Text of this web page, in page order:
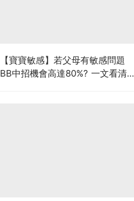
【寶寶敏感】若父母有敏感問題
BB中招機會高達80%? 一文看清預